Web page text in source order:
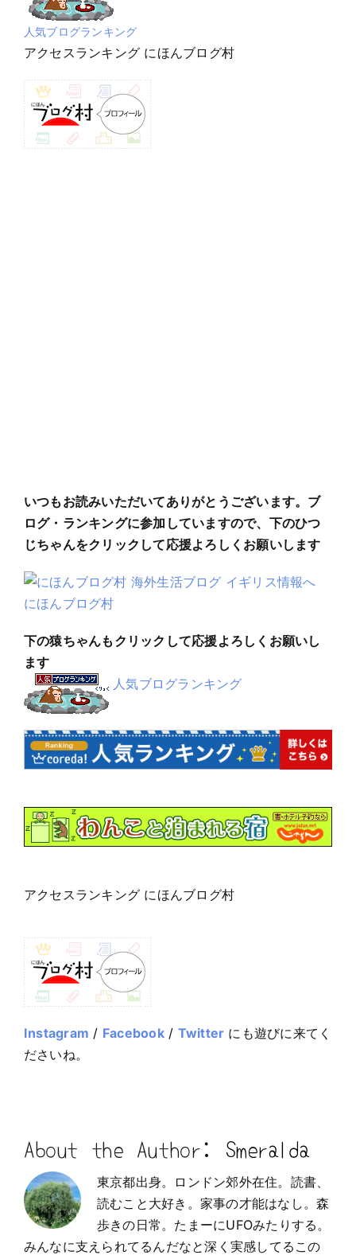
人気ブログランキング
アクセスランキング にほんブログ村
いつもお読みいただいてありがとうございます。ブ
ログ・ランキングに参加していますので、下のひつ
じちゃんをクリックして応援よろしくお願いします
にほんブログ村
下の猿ちゃんもクリックして応援よろしくお願いし
ます
人気ブログランキング
アクセスランキング にほんブログ村
Instagram / Facebook/ Twitter にも遊びに来てく
ださいね。
About the Author: Smeralda
東京都出身。ロンドン郊外在住。読書、
読むこと大好き。家事の才能はなし。森
歩きの日常。たまーにUFOみたりする。
みんなに支えられてるんだなと深く実感してるこの